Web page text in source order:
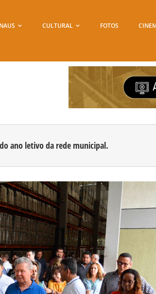
CULTURAL FOTOS
ano letivo da rede municipal.